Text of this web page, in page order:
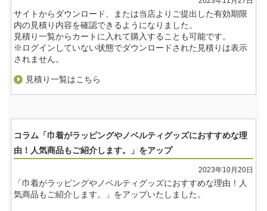
サイトからダウンロード、または当店よりご提出した有効期限
内の見積り内容を確認できるようになりました。
見積り一覧からカートに入れて購入することも可能です。
※ログインしていない状態でダウンロードされた見積りは表示
されません。
見積り一覧はこちら
コラム「巾着がラッピングやノベルティグッズにおすすめな理
由！人気商品もご紹介します。」をアップ
2023年10月20日
「巾着がラッピングやノベルティグッズにおすすめな理由！人
気商品もご紹介します。」をアップいたしました。